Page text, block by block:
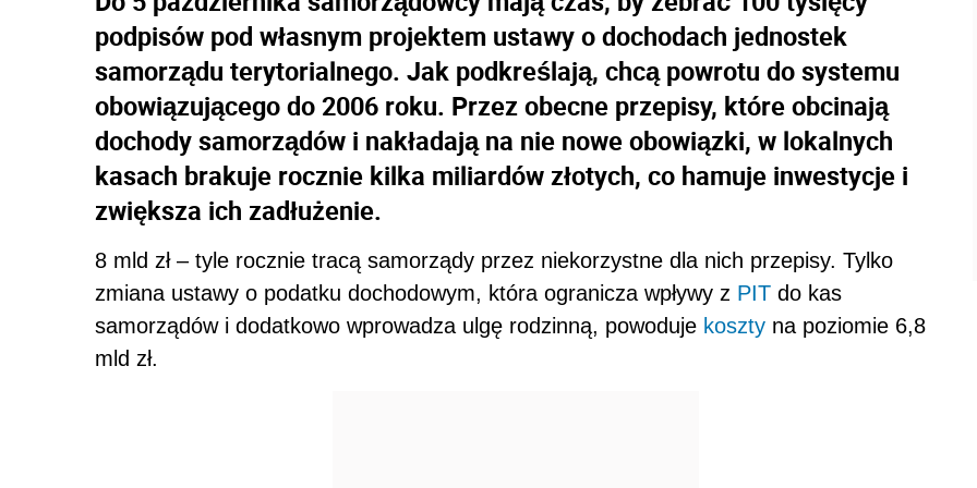
podpisów pod własnym projektem ustawy o dochodach jednostek
samorządu terytorialnego. Jak podkreślają, chcą powrotu do systemu
obowiązującego do 2006 roku. Przez obecne przepisy, które obcinają
dochody samorządów i nakładają na nie nowe obowiązki, w lokalnych
kasach brakuje rocznie kilka miliardów złotych, co hamuje inwestycje i
zwiększa ich zadłużenie.
8 mld zł – tyle rocznie tracą samorządy przez niekorzystne dla nich przepisy. Tylko
zmiana ustawy o podatku dochodowym, która ogranicza wpływy z PIT do kas
samorządów i dodatkowo wprowadza ulgę rodzinną, powoduje koszty na poziomie 6,8
mld zł.